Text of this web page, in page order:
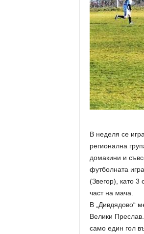
В неделя се
регионална
домакини и
футболната
(Звегор), като 3
част на мача.
В „Дивдядово“
Велики
само един гол